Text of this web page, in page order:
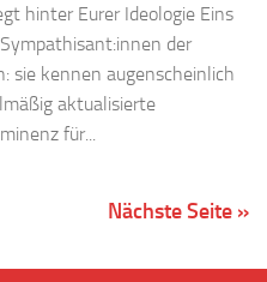
hinter Eurer Ideologie Eins
der
sie kennen augenscheinlich
aktualisierte
für...
Nächste Seite »